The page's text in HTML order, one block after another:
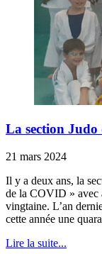
La section Judo
21 mars 2024
Il y a deux ans, la
de la COVID » avec
vingtaine. L’an
cette année une
Lire la suite...